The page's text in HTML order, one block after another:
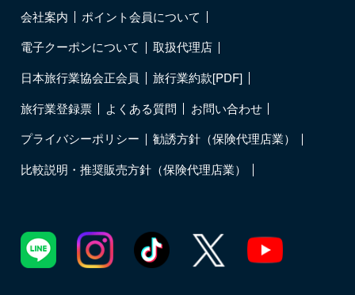
会社案内
ポイント会員について
電子クーポンについて
取扱代理店
日本旅行業協会正会員
旅行業約款[PDF]
旅行業登録票
よくある質問
お問い合わせ
プライバシーポリシー
勧誘方針（保険代理店業）
比較説明・推奨販売方針（保険代理店業）